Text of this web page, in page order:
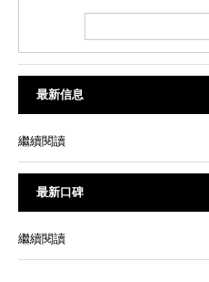
最新信息
繼續閱讀
最新口碑
繼續閱讀